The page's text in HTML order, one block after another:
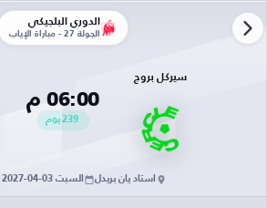
الدوري البلجيكي
الجولة 27 - مباراة الإياب
سيركل بروج
06:00 م
239يوم
استاد يان بريدل السبت 03-04-2027 · 06:00 م